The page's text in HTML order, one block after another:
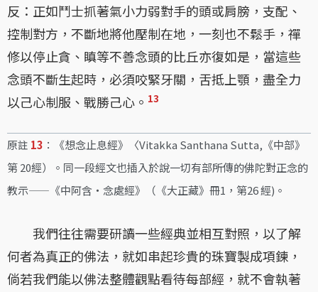
反：正如鬥士抓著氣小力弱對手的頭或肩膀，支配、
控制對方，不斷地將他壓制在地，一刻也不鬆手，禪
修以停止貪、瞋等不善念頭的比丘亦復如是，當這些
念頭不斷生起時，必須咬緊牙關，舌抵上顎，盡全力
以己心制服、戰勝己心。 13
原註 13 ：《想念止息經》〈Vitakka Santhana Sutta,《中部》
第 20經）。同一段經文也插入於說一切有部所傳的佛陀對正念的
教示——《中阿含・念處經》（《大正藏》冊1，第26 經)。
我們往往需要研讀一些經典並相互對照，以了解
何者為真正的佛法，就如串起珍貴的珠寶製成項鍊，
倘若我們能以佛法整體觀點看待每部經，就不會執著